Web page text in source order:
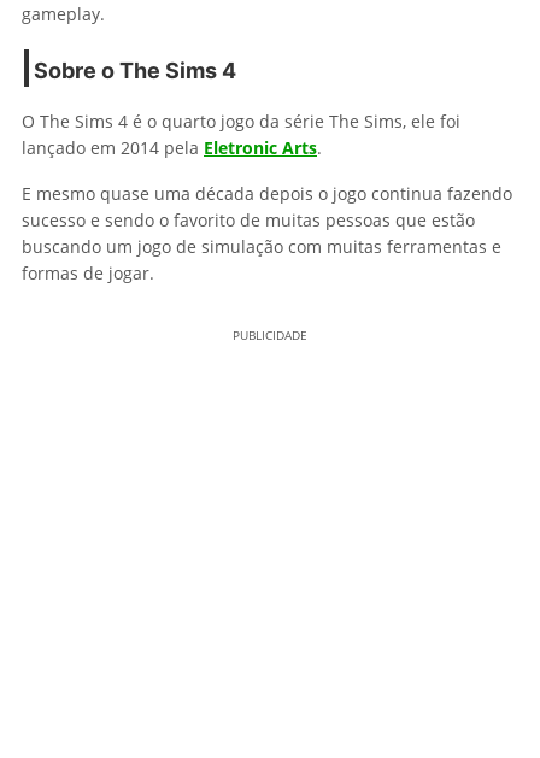
gameplay.
Sobre o The Sims 4
O The Sims 4 é o quarto jogo da série The Sims, ele foi
lançado em 2014 pela Eletronic Arts.
E mesmo quase uma década depois o jogo continua fazendo
sucesso e sendo o favorito de muitas pessoas que estão
buscando um jogo de simulação com muitas ferramentas e
formas de jogar.
PUBLICIDADE